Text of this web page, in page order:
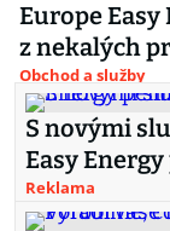
Europe Easy
z nekalých
Obchod a služby
S novými
Easy
Reklama